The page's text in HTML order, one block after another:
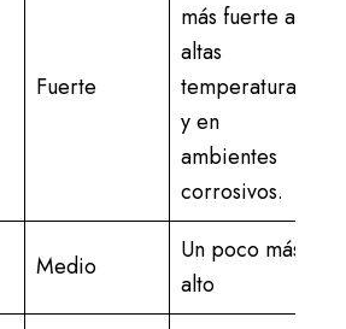
Fuerte
más fuerte a
altas
temperaturas
y en
ambientes
corrosivos.
Medio
Un poco más
alto